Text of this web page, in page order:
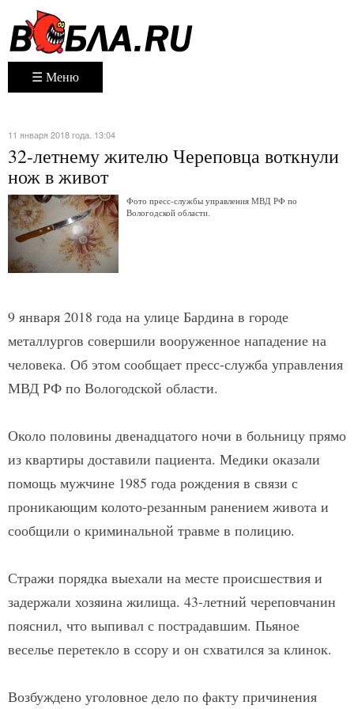
☰ Меню
11 января 2018 года. 13:04
32-летнему жителю Череповца воткнули
нож в живот
Фото пресс-службы управления МВД РФ по
Вологодской области.
9 января 2018 года на улице Бардина в городе
металлургов совершили вооруженное нападение на
человека. Об этом сообщает пресс-служба управления
МВД РФ по Вологодской области.
Около половины двенадцатого ночи в больницу прямо
из квартиры доставили пациента. Медики оказали
помощь мужчине 1985 года рождения в связи с
проникающим колото-резанным ранением живота и
сообщили о криминальной травме в полицию.
Стражи порядка выехали на месте происшествия и
задержали хозяина жилища. 43-летний череповчанин
пояснил, что выпивал с пострадавшим. Пьяное
веселье перетекло в ссору и он схватился за клинок.
Возбуждено уголовное дело по факту причинения